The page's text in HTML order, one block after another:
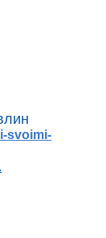
svoimi-